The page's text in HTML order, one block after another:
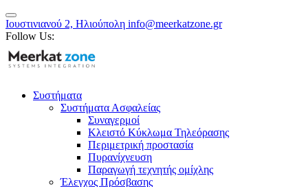
Ιουστινιανού 2, Ηλιούπολη info@meerkatzone.gr
Follow Us:
Συστήματα
Συστήματα Ασφαλείας
Συναγερμοί
Κλειστό Κύκλωμα Τηλεόρασης
Περιμετρική προστασία
Πυρανίχνευση
Παραγωγή τεχνητής ομίχλης
Έλεγχος Πρόσβασης